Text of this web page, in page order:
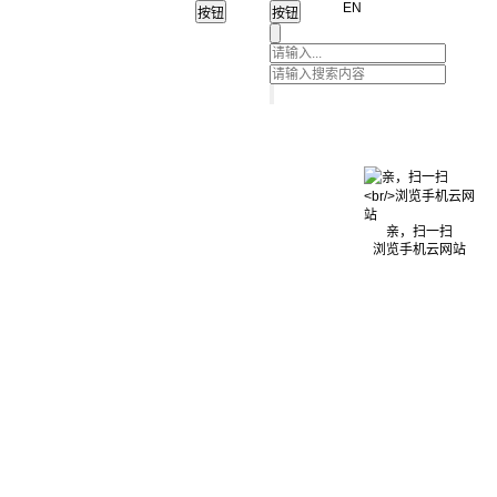
EN
亲，扫一扫
浏览手机云网站